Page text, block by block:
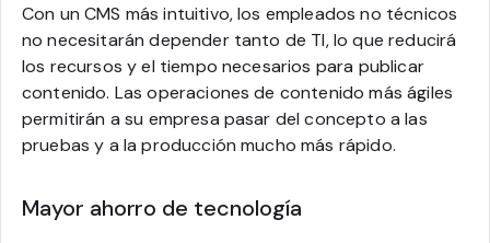
Con un CMS más intuitivo, los empleados no técnicos
no necesitarán depender tanto de TI, lo que reducirá
los recursos y el tiempo necesarios para publicar
contenido. Las operaciones de contenido más ágiles
permitirán a su empresa pasar del concepto a las
pruebas y a la producción mucho más rápido.
Mayor ahorro de tecnología